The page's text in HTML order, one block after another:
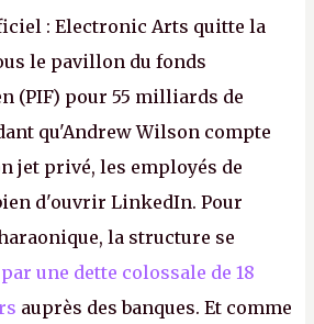
: Electronic Arts quitte la
le pavillon du fonds
(PIF) pour 55 milliards de
qu'Andrew Wilson compte
jet privé, les employés de
d'ouvrir LinkedIn. Pour
la structure se
une dette colossale de 18
auprès des banques. Et comme